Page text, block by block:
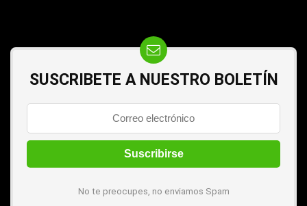
SUSCRIBETE A NUESTRO BOLETÍN
No te preocupes, no enviamos Spam